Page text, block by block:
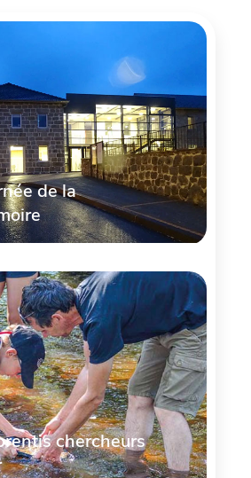
de la
chercheurs